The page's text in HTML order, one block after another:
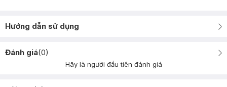
Hướng dẫn sử dụng
Đánh giá(0)
Hãy là người đầu tiên đánh giá